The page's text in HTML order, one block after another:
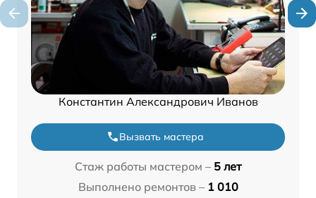
Константин Александрович Иванов
Вызвать мастера
Стаж работы мастером – 5 лет
Выполнено ремонтов – 1 010